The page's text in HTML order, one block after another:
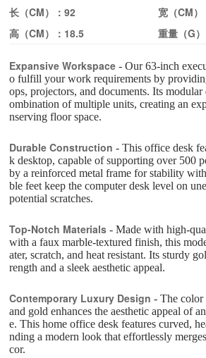
长（CM）：92 宽（CM）
高（CM）： 18.5 重量（G）
Expansive Workspace - Our 63-inch
o fulfill your work requirements by
ops, projectors, and documents. Its
ombination of multiple units, creating an
nserving floor space.
Durable Construction - This office desk
k desktop, capable of supporting over 500
by a reinforced metal frame for stability
ble feet keep the computer desk level on
potential scratches.
Top-Notch Materials - Made with high-
with a faux marble-textured finish, this
ater, scratch, and heat resistant. Its sturdy
rength and a sleek aesthetic appeal.
Contemporary Luxury Design - The
and gold enhances the aesthetic appeal of
e. This home office desk features curved,
nding a modern look that effortlessly
cor.